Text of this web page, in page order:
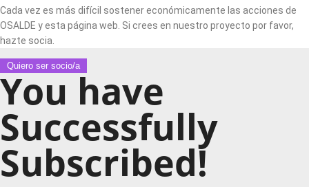
Cada vez es más difícil sostener económicamente las acciones de
OSALDE y esta página web. Si crees en nuestro proyecto por favor,
hazte socia.
Quiero ser socio/a
You have
Successfully
Subscribed!